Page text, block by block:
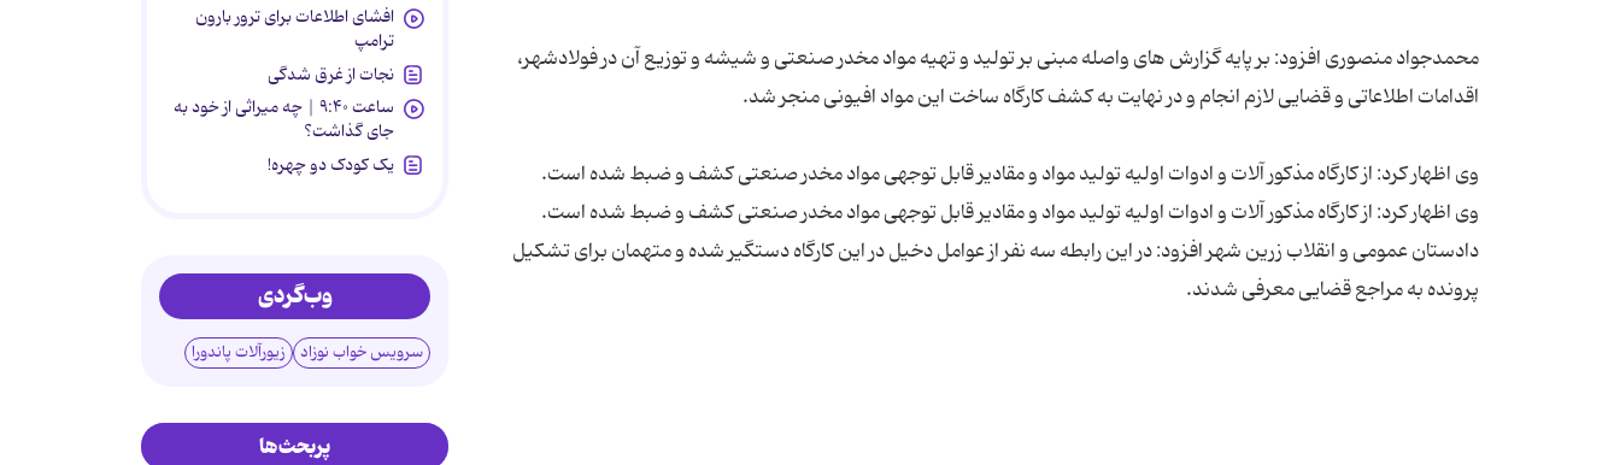
محمدجواد منصوری افزود: بر پایه گزارش های واصله مبنی بر تولید و تهیه مواد مخدر صنعتی و شیشه و توزیع آن در فولادشهر،
دادستان عمومی و انقلاب زرین شهر افزود: در این رابطه سه نفر از عوامل دخیل در این کارگاه دستگیر شده و متهمان برای تشکیل
افشای اطلاعات برای ترور بارون
ترامپ
نجات از غرق شدگی
ساعت ۹:۴۰ | چه میراثی از خود به
جای گذاشت؟
یک کودک دو چهره!
وب‌گردی
سرویس خواب نوزاد زیورآلات پاندورا
پربحث‌ها